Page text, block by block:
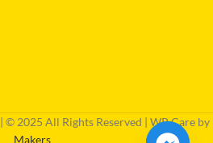
| © 2025 All Rights Reserved | WP Care by
Makers